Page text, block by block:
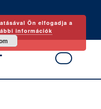
Open
Ön elfogadja a
információk